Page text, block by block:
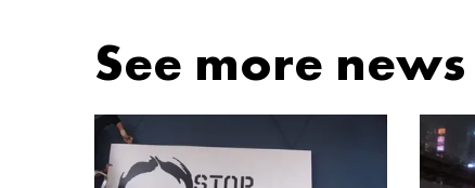
See more news